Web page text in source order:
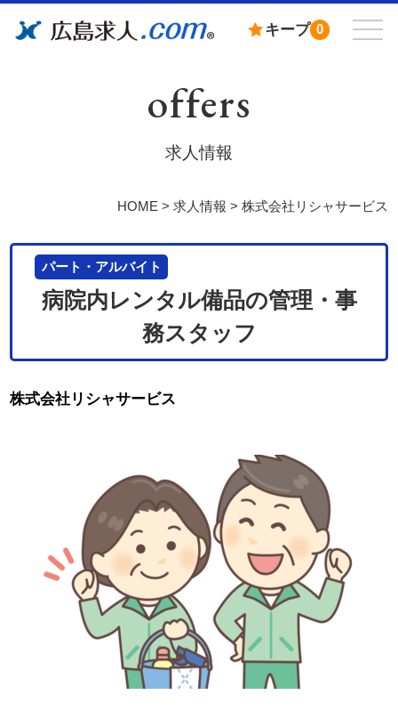
キープ 0
offers
求人情報
HOME> 求人情報 > 株式会社リシャサービス
病院内レンタル備品の管理・事
務スタッフ
パート・アルバイト
株式会社リシャサービス